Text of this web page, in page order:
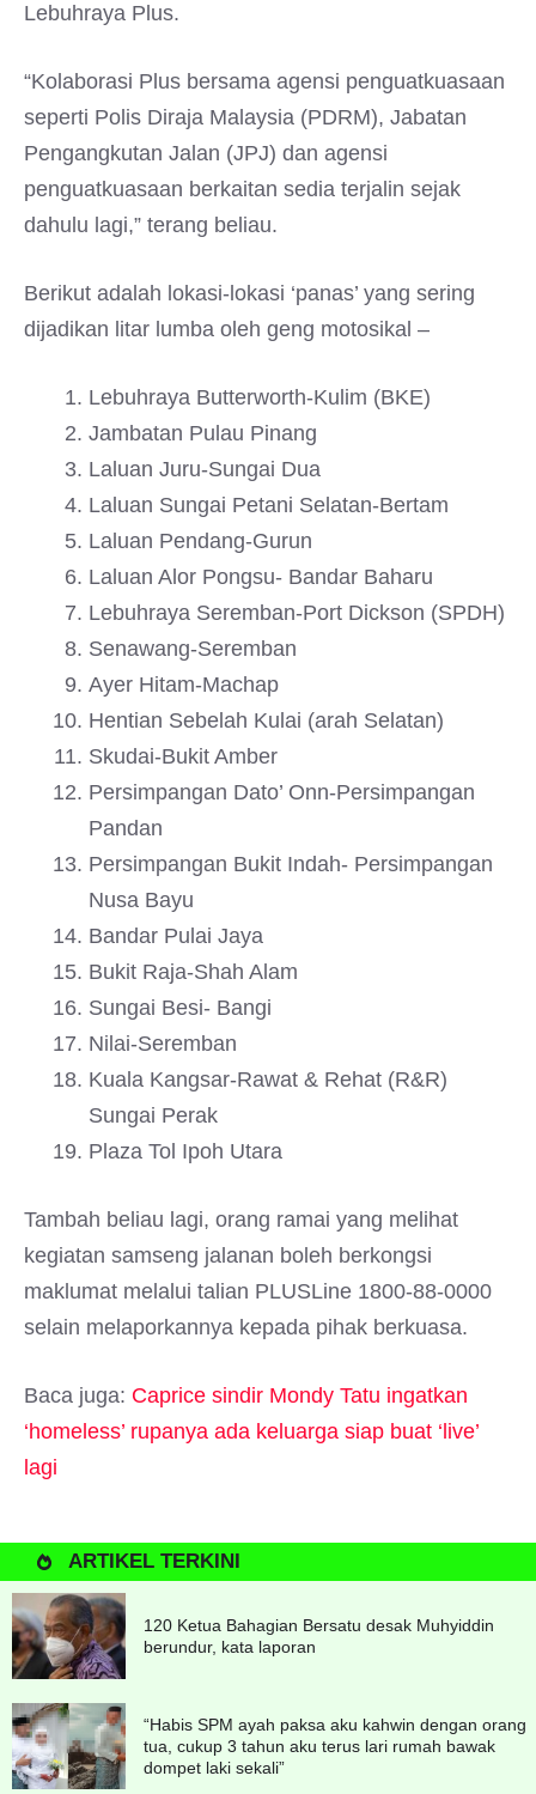
Lebuhraya Plus.
“Kolaborasi Plus bersama agensi penguatkuasaan
seperti Polis Diraja Malaysia (PDRM), Jabatan
Pengangkutan Jalan (JPJ) dan agensi
penguatkuasaan berkaitan sedia terjalin sejak
dahulu lagi,” terang beliau.
Berikut adalah lokasi-lokasi ‘panas’ yang sering
dijadikan litar lumba oleh geng motosikal –
Lebuhraya Butterworth-Kulim (BKE)
Jambatan Pulau Pinang
Laluan Juru-Sungai Dua
Laluan Sungai Petani Selatan-Bertam
Laluan Pendang-Gurun
Laluan Alor Pongsu- Bandar Baharu
Lebuhraya Seremban-Port Dickson (SPDH)
Senawang-Seremban
Ayer Hitam-Machap
Hentian Sebelah Kulai (arah Selatan)
Skudai-Bukit Amber
Persimpangan Dato’ Onn-Persimpangan
Pandan
Persimpangan Bukit Indah- Persimpangan
Nusa Bayu
Bandar Pulai Jaya
Bukit Raja-Shah Alam
Sungai Besi- Bangi
Nilai-Seremban
Kuala Kangsar-Rawat & Rehat (R&R)
Sungai Perak
Plaza Tol Ipoh Utara
Tambah beliau lagi, orang ramai yang melihat
kegiatan samseng jalanan boleh berkongsi
maklumat melalui talian PLUSLine 1800-88-0000
selain melaporkannya kepada pihak berkuasa.
Baca juga: Caprice sindir Mondy Tatu ingatkan
‘homeless’ rupanya ada keluarga siap buat ‘live’
lagi
ARTIKEL TERKINI
120 Ketua Bahagian Bersatu desak Muhyiddin
berundur, kata laporan
“Habis SPM ayah paksa aku kahwin dengan orang
tua, cukup 3 tahun aku terus lari rumah bawak
dompet laki sekali”